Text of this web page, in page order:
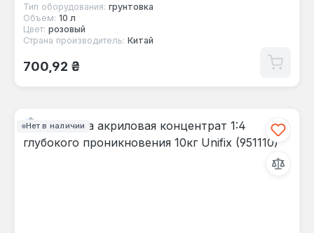
Тип оборудования: грунтовка
Объем: 10 л
Цвет: розовый
Страна производитель: Китай
Обычная цена:
700,92 ₴
Нет в наличии